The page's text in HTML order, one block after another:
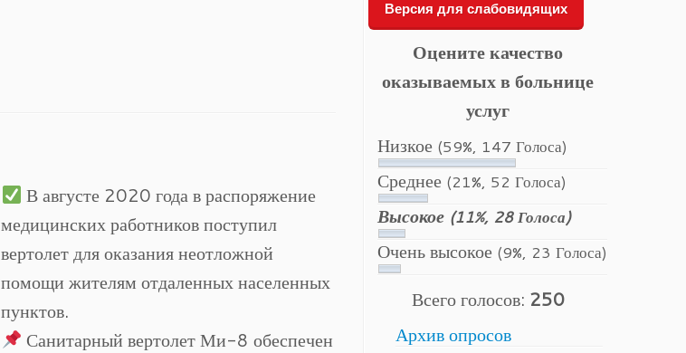
В августе 2020 года в распоряжение
медицинских работников поступил
вертолет для оказания неотложной
помощи жителям отдаленных населенных
пунктов.
Санитарный вертолет Ми-8 обеспечен
Версия для слабовидящих
Оцените качество
оказываемых в больнице
услуг
Низкое (59%, 147 Голоса)
Среднее (21%, 52 Голоса)
Высокое (11%, 28 Голоса)
Очень высокое (9%, 23 Голоса)
Всего голосов: 250
Архив опросов